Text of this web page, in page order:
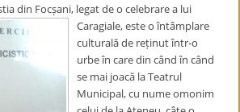
din Focșani, legat de o celebrare a lui
Caragiale, este o întâmplare
culturală de reținut într-o
urbe în care din când în când
se mai joacă la Teatrul
Municipal, cu nume omonim